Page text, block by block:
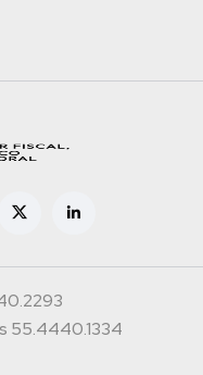
55.4440.1334